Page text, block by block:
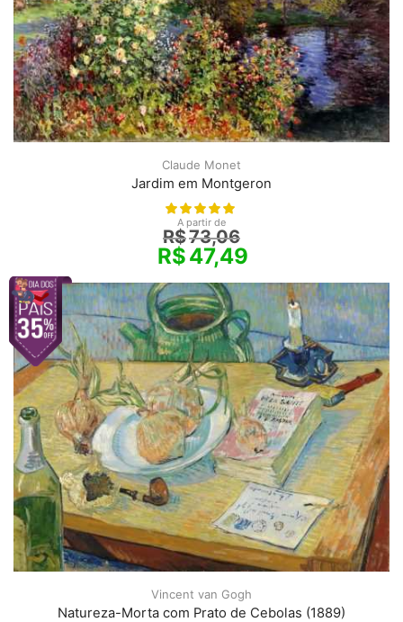
Claude Monet
Jardim em Montgeron
A partir de
R$73,06
R$47,49
Vincent van Gogh
Natureza-Morta com Prato de Cebolas (1889)